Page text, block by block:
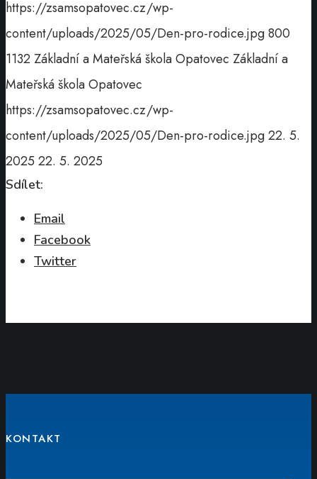
https://zsamsopatovec.cz/wp-
content/uploads/2025/05/Den-pro-rodice.jpg800
1132 Základní a Mateřská škola Opatovec Základní a
Mateřská škola Opatovec
https://zsamsopatovec.cz/wp-
content/uploads/2025/05/Den-pro-rodice.jpg22. 5.
202522. 5. 2025
Sdílet:
Email
Facebook
Twitter
KONTAKT